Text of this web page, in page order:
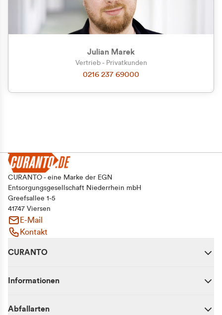
Geschäftskunde (exkl. MwSt.)
Julian Marek
Vertrieb - Privatkunden
0216 237 69000
CURANTO - eine Marke der EGN
Entsorgungsgesellschaft Niederrhein mbH
Greefsallee 1-5
41747 Viersen
E-Mail
Kontakt
CURANTO
Informationen
Abfallarten